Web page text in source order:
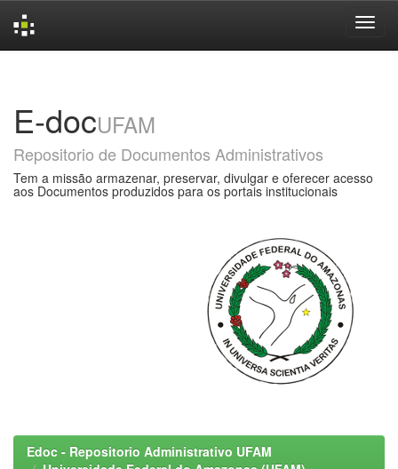
E-docUFAM
Repositorio de Documentos Administrativos
Tem a missão armazenar, preservar, divulgar e oferecer acesso
aos Documentos produzidos para os portais institucionais
Edoc - Repositorio Administrativo UFAM